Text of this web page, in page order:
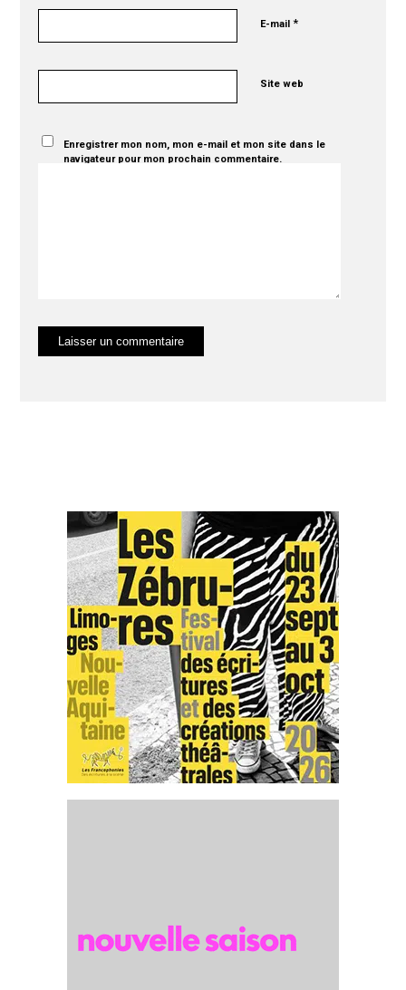
E-mail*
Site web
Enregistrer mon nom, mon e-mail et mon site dans le
navigateur pour mon prochain commentaire.